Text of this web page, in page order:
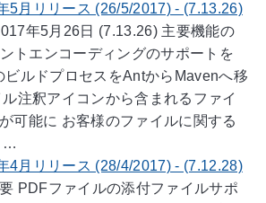
5月リリース (26/5/2017) - (7.13.26)
年5月26日 (7.13.26) 主要機能の
トエンコーディングのサポートを
ビルドプロセスをAntからMavenへ移
注釈アイコンから含まれるファイ
可能に お客様のファイルに関する
…
4月リリース (28/4/2017) - (7.12.28)
PDFファイルの添付ファイルサポ